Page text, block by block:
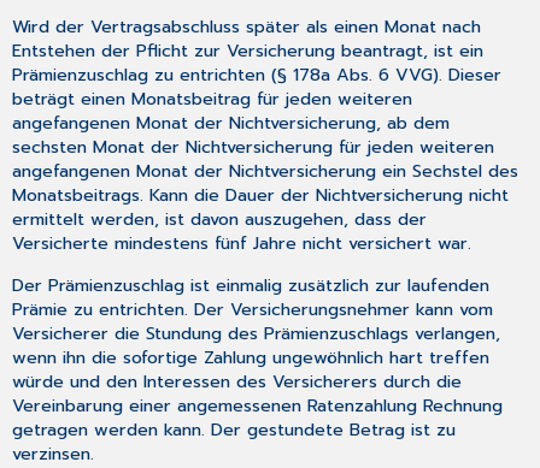
Wird der Vertragsabschluss später als einen Monat nach
Entstehen der Pflicht zur Versicherung beantragt, ist ein
Prämienzuschlag zu entrichten (§ 178a Abs. 6 VVG). Dieser
beträgt einen Monatsbeitrag für jeden weiteren
angefangenen Monat der Nichtversicherung, ab dem
sechsten Monat der Nichtversicherung für jeden weiteren
angefangenen Monat der Nichtversicherung ein Sechstel des
Monatsbeitrags. Kann die Dauer der Nichtversicherung nicht
ermittelt werden, ist davon auszugehen, dass der
Versicherte mindestens fünf Jahre nicht versichert war.
Der Prämienzuschlag ist einmalig zusätzlich zur laufenden
Prämie zu entrichten. Der Versicherungsnehmer kann vom
Versicherer die Stundung des Prämienzuschlags verlangen,
wenn ihn die sofortige Zahlung ungewöhnlich hart treffen
würde und den Interessen des Versicherers durch die
Vereinbarung einer angemessenen Ratenzahlung Rechnung
getragen werden kann. Der gestundete Betrag ist zu
verzinsen.